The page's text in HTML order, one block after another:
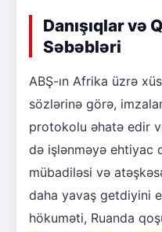
Danışıqlar və
Səbəbləri
ABŞ-ın Afrika üzrə
sözlərinə görə,
protokolu əhatə edir
də işlənməyə ehtiyac
mübadiləsi və
daha yavaş getdiyini
hökuməti, Ruanda